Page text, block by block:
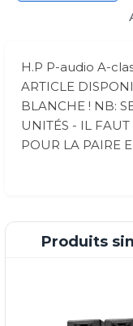
H.P P-audio A-
ARTICLE
BLANCHE ! NB:
UNITÉS - IL
POUR LA PAIRE
Produits